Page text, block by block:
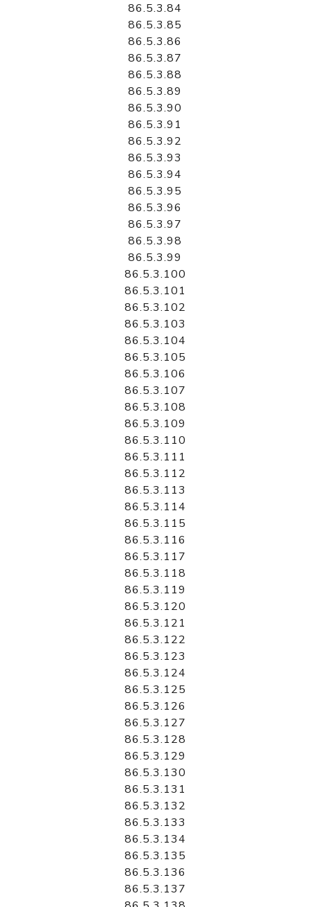
86.5.3.84
86.5.3.85
86.5.3.86
86.5.3.87
86.5.3.88
86.5.3.89
86.5.3.90
86.5.3.91
86.5.3.92
86.5.3.93
86.5.3.94
86.5.3.95
86.5.3.96
86.5.3.97
86.5.3.98
86.5.3.99
86.5.3.100
86.5.3.101
86.5.3.102
86.5.3.103
86.5.3.104
86.5.3.105
86.5.3.106
86.5.3.107
86.5.3.108
86.5.3.109
86.5.3.110
86.5.3.111
86.5.3.112
86.5.3.113
86.5.3.114
86.5.3.115
86.5.3.116
86.5.3.117
86.5.3.118
86.5.3.119
86.5.3.120
86.5.3.121
86.5.3.122
86.5.3.123
86.5.3.124
86.5.3.125
86.5.3.126
86.5.3.127
86.5.3.128
86.5.3.129
86.5.3.130
86.5.3.131
86.5.3.132
86.5.3.133
86.5.3.134
86.5.3.135
86.5.3.136
86.5.3.137